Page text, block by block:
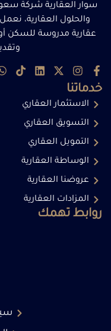
سوار العقارية شركة
والحلول العقارية،
عقارية مدروسة للسكن
روابط تهمك
خدماتنا
الاستثمار العقاري
التسويق العقاري
التمويل العقاري
الوساطة العقارية
عروضنا العقارية
المزادات العقارية